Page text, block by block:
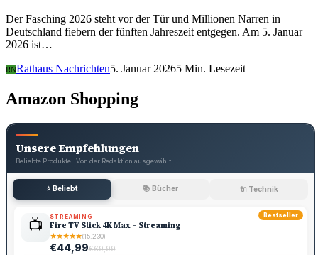
Der Fasching 2026 steht vor der Tür und Millionen Narren in
Deutschland fiebern der fünften Jahreszeit entgegen. Am 5. Januar
2026 ist…
RNRathaus Nachrichten5. Januar 20265 Min. Lesezeit
Amazon Shopping
Unsere Empfehlungen
Beliebte Produkte · Von der Redaktion ausgewählt
⭐ Beliebt 📚 Bücher 🔌 Technik
Bestseller
📺 STREAMING
Fire TV Stick 4K Max – Streaming
★★★★★(15.230)
€44,99€69,99